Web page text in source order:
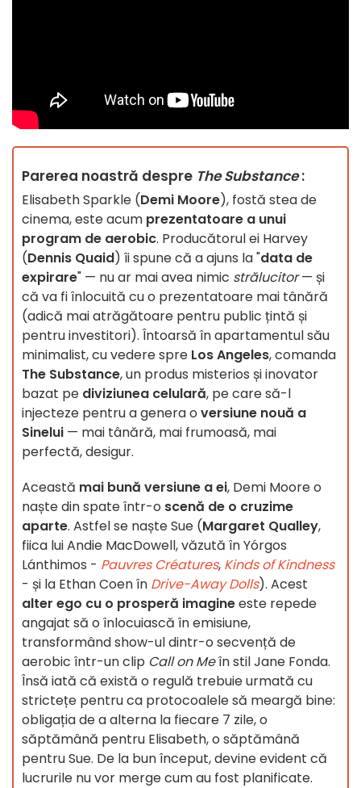
Parerea noastră despre The Substance:
Elisabeth Sparkle (Demi Moore), fostă stea de
cinema, este acum prezentatoare a unui
program de aerobic. Producătorul ei Harvey
(Dennis Quaid) îi spune că a ajuns la "data de
expirare" — nu ar mai avea nimic strălucitor— și
că va fi înlocuită cu o prezentatoare mai tânără
(adică mai atrăgătoare pentru public țintă și
pentru investitori). Întoarsă în apartamentul său
minimalist, cu vedere spre Los Angeles, comanda
The Substance, un produs misterios și inovator
bazat pe diviziunea celulară, pe care să-l
injecteze pentru a genera o versiune nouă a
Sinelui — mai tânără, mai frumoasă, mai
perfectă, desigur.
Această mai bună versiune a ei, Demi Moore o
naște din spate într-o scenă de o cruzime
aparte. Astfel se naște Sue (Margaret Qualley,
fiica lui Andie MacDowell, văzută în Yórgos
Lánthimos - Pauvres Créatures, Kinds of Kindness
- și la Ethan Coen în Drive-Away Dolls). Acest
alter ego cu o prosperă imagineeste repede
angajat să o înlocuiască în emisiune,
transformând show-ul dintr-o secvență de
aerobic într-un clip Call on Meîn stil Jane Fonda.
Însă iată că există o regulă trebuie urmată cu
strictețe pentru ca protocoalele să meargă bine:
obligația de a alterna la fiecare 7 zile, o
săptămână pentru Elisabeth, o săptămână
pentru Sue. De la bun început, devine evident că
lucrurile nu vor merge cum au fost planificate.